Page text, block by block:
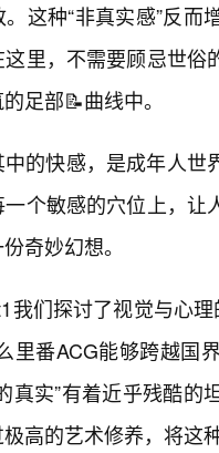
这种“非真实感”反
里，不需要顾忌世
足部📝曲线中。
的快感，是成年人世
个敏感的穴位上，
奇妙幻想。
我们探讨了视觉与心
里番ACG能够跨越国
真实”有着近乎残酷
高的艺术修养，将这